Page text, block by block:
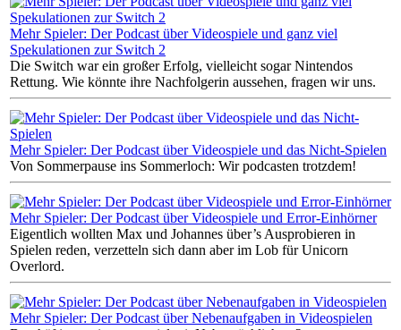
Mehr Spieler: Der Podcast über Videospiele und ganz viel
Spekulationen zur Switch 2
Die Switch war ein großer Erfolg, vielleicht sogar Nintendos
Rettung. Wie könnte ihre Nachfolgerin aussehen, fragen wir uns.
Mehr Spieler: Der Podcast über Videospiele und das Nicht-Spielen
Von Sommerpause ins Sommerloch: Wir podcasten trotzdem!
Mehr Spieler: Der Podcast über Videospiele und Error-Einhörner
Eigentlich wollten Max und Johannes über’s Ausprobieren in
Spielen reden, verzetteln sich dann aber im Lob für Unicorn
Overlord.
Mehr Spieler: Der Podcast über Nebenaufgaben in Videospielen